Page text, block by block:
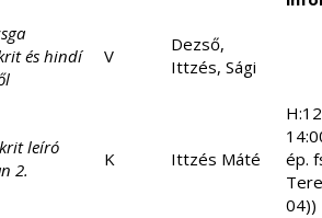
és hindí
V
Dezső,
Ittzés, Sági
leíró
2.
K Ittzés Máté
ép.
04))